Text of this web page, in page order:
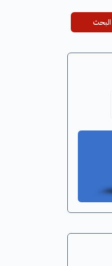
البحث